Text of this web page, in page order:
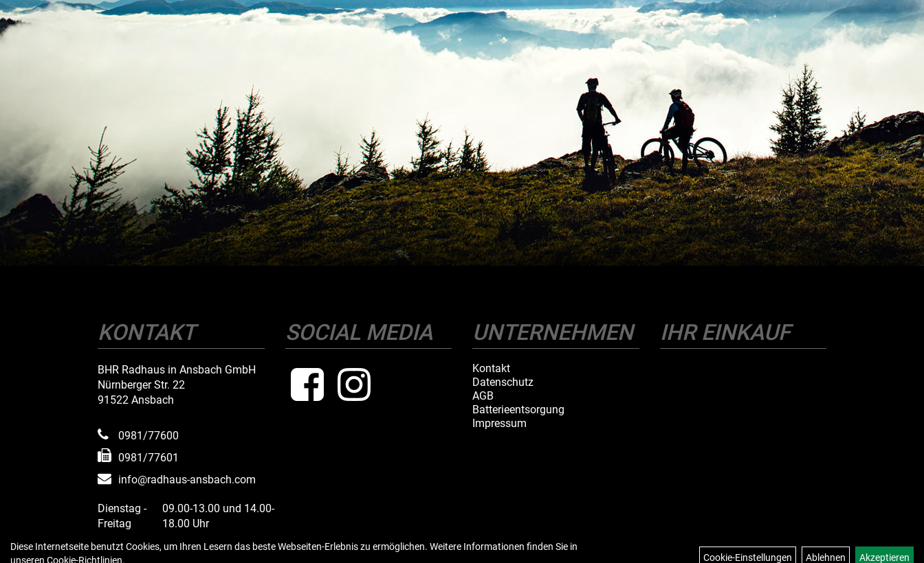
KONTAKT
BHR Radhaus in Ansbach GmbH
Nürnberger Str. 22
91522 Ansbach
0981/77600
0981/77601
info@radhaus-ansbach.com
Dienstag -
Freitag
09.00-13.00 und 14.00-
18.00 Uhr
Montags geschlossen
SOCIAL MEDIA UNTERNEHMEN
Kontakt
Datenschutz
AGB
Batterieentsorgung
Impressum
IHR EINKAUF
Diese Internetseite benutzt Cookies, um Ihren Lesern das beste Webseiten-Erlebnis zu ermöglichen. Weitere Informationen finden Sie in
unseren Cookie-Richtlinien. Cookie-Einstellungen Ablehnen Akzeptieren